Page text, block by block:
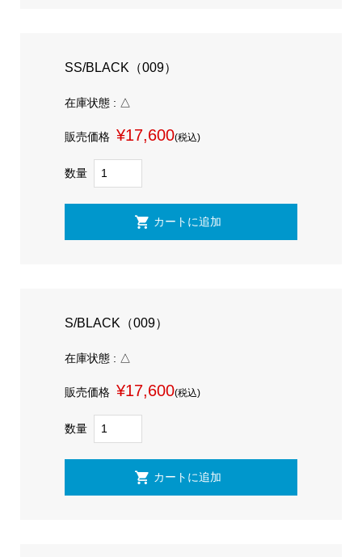
SS/BLACK（009）
在庫状態 : △
販売価格 ¥17,600(税込)
数量
S/BLACK（009）
在庫状態 : △
販売価格 ¥17,600(税込)
数量